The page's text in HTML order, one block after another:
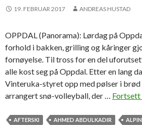
19. FEBRUAR 2017 ANDREAS HUSTAD
OPPDAL (Panorama): Lørdag på
forhold i bakken, grilling og kåringer
fornøyelse. Til tross for en del
alle kost seg på Oppdal. Etter en lang
Vinteruka-styret opp med pølser i brød
arrangert snø-volleyball, der … Fortsett
AFTERSKI AHMED ABDULKADIR ALPIN